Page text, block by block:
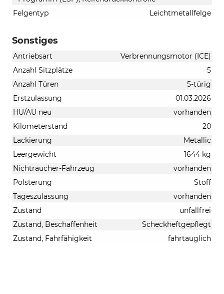
Felgentyp
Leichtmetallfelge
Sonstiges
Antriebsart
Verbrennungsmotor (ICE)
Anzahl Sitzplätze
5
Anzahl Türen
5-türig
Erstzulassung
01.03.2026
HU/AU neu
vorhanden
Kilometerstand
20
Lackierung
Metallic
Leergewicht
1644 kg
Nichtraucher-Fahrzeug
vorhanden
Polsterung
Stoff
Tageszulassung
vorhanden
Zustand
unfallfrei
Zustand, Beschaffenheit
Scheckheftgepflegt
Zustand, Fahrfähigkeit
fahrtauglich